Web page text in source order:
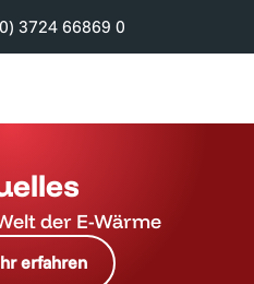
3724 66869 0
der E-Wärme
erfahren